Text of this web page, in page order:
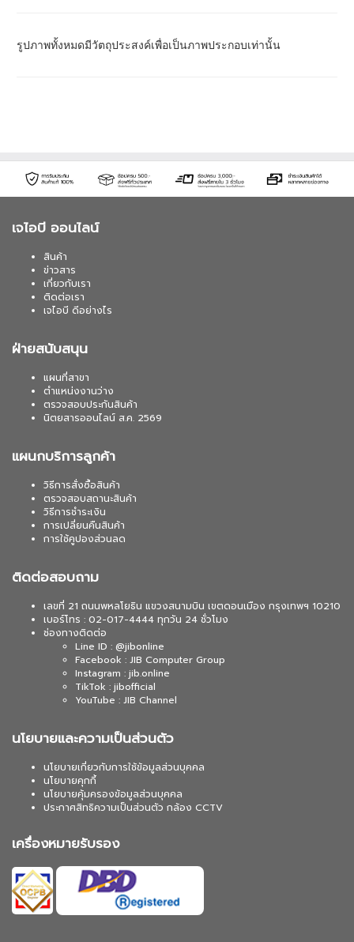
รูปภาพทั้งหมดมีวัตถุประสงค์เพื่อเป็นภาพประกอบเท่านั้น
เจไอบี ออนไลน์
สินค้า
ข่าวสาร
เกี่ยวกับเรา
ติดต่อเรา
เจไอบี ดีอย่างไร
ฝ่ายสนับสนุน
แผนที่สาขา
ตำแหน่งงานว่าง
ตรวจสอบประกันสินค้า
นิตยสารออนไลน์ ส.ค. 2569
แผนกบริการลูกค้า
วิธีการสั่งซื้อสินค้า
ตรวจสอบสถานะสินค้า
วิธีการชำระเงิน
การเปลี่ยนคืนสินค้า
การใช้คูปองส่วนลด
ติดต่อสอบถาม
เลขที่ 21 ถนนพหลโยธิน แขวงสนามบิน เขตดอนเมือง กรุงเทพฯ 10210
เบอร์โทร : 02-017-4444 ทุกวัน 24 ชั่วโมง
ช่องทางติดต่อ
Line ID : @jibonline
Facebook : JIB Computer Group
Instagram : jib.online
TikTok : jibofficial
YouTube : JIB Channel
นโยบายและความเป็นส่วนตัว
นโยบายเกี่ยวกับการใช้ข้อมูลส่วนบุคคล
นโยบายคุกกี้
นโยบายคุ้มครองข้อมูลส่วนบุคคล
ประกาศสิทธิความเป็นส่วนตัว กล้อง CCTV
เครื่องหมายรับรอง